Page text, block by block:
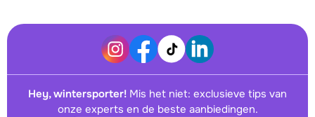
Hey, wintersporter! Mis het niet: exclusieve tips van
onze experts en de beste aanbiedingen.